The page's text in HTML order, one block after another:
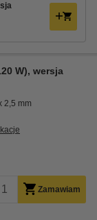
W), wersja
2,5 mm
Zamawiam